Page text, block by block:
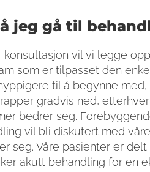
jeg gå til
konsultasjon vil vi legge opp
som er tilpasset den
til å begynne med,
gradvis ned,
bedrer seg.
vil bli diskutert med
seg. Våre pasienter er delt
akutt behandling for en